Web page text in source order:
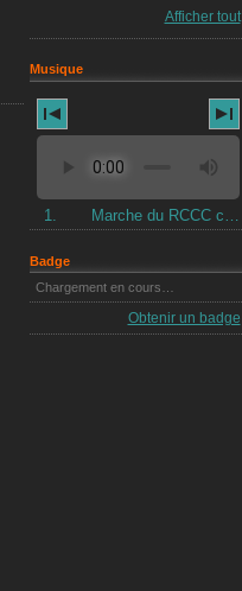
Afficher tout
Musique
1.
Badge
Chargement en cours…
Obtenir un badge